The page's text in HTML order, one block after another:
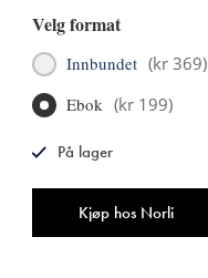
Velg format
Innbundet (kr 369)
Ebok (kr 199)
Kjøp hos Norli
På lager